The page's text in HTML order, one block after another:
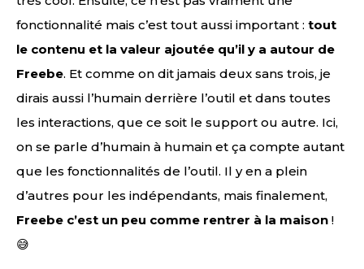
fonctionnalité mais c’est tout aussi important : tout
le contenu et la valeur ajoutée qu’il y a autour de
Freebe. Et comme on dit jamais deux sans trois, je
dirais aussi l’humain derrière l’outil et dans toutes
les interactions, que ce soit le support ou autre. Ici,
on se parle d’humain à humain et ça compte autant
que les fonctionnalités de l’outil. Il y en a plein
d’autres pour les indépendants, mais finalement,
Freebe c’est un peu comme rentrer à la maison !
😅